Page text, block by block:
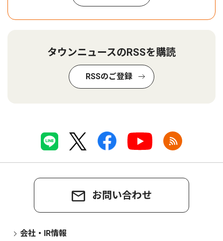
タウンニュースのRSSを購読
RSSのご登録
お問い合わせ
会社・IR情報